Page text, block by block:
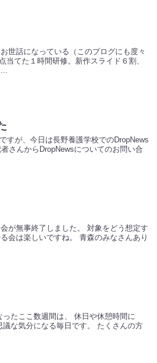
世話になっている（このブログにも度々
てた１時間研修。新作スライド６割、
すが、今日は長野養護学校でのDropNews
さんからDropNewsについてのお問い合
が無事終了しました。 対象をどう想定す
会は楽しいですね。 青森のみなさんあり
たここ数週間は、 休日や休憩時間に
議な気分になる毎日です。 たくさんの方